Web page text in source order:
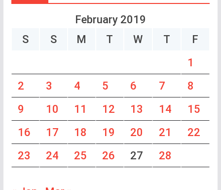
February 2019
S
S M T W T
F
1
2
3 4 5 6 7
8
9
10 11 12 13 14
15
16
17 18 19 20 21
22
23
24 25 26 27 28